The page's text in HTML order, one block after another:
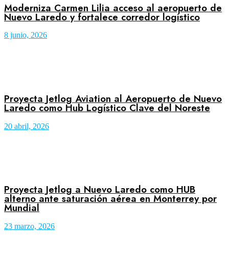
Moderniza Carmen Lilia acceso al aeropuerto de
Nuevo Laredo y fortalece corredor logístico
8 junio, 2026
Proyecta Jetlog Aviation al Aeropuerto de Nuevo
Laredo como Hub Logístico Clave del Noreste
20 abril, 2026
Proyecta Jetlog a Nuevo Laredo como HUB
alterno ante saturación aérea en Monterrey por
Mundial
23 marzo, 2026